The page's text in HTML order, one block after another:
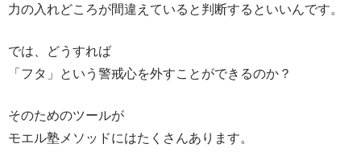
力の入れどころが間違えていると判断するといいんです。
では、どうすれば
「フタ」という警戒心を外すことができるのか？
そのためのツールが
モエル塾メソッドにはたくさんあります。